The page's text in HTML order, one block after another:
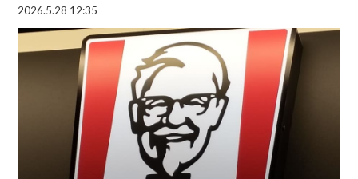
2026.5.28 12:35